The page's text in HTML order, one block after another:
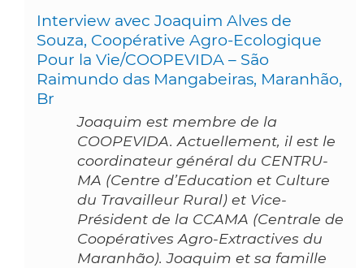
Interview avec Joaquim Alves de
Souza, Coopérative Agro-Ecologique
Pour la Vie/COOPEVIDA – São
Raimundo das Mangabeiras, Maranhão,
Br
Joaquim est membre de la
COOPEVIDA. Actuellement, il est le
coordinateur général du CENTRU-
MA (Centre d’Education et Culture
du Travailleur Rural) et Vice-
Président de la CCAMA (Centrale de
Coopératives Agro-Extractives du
Maranhão). Joaquim et sa famille